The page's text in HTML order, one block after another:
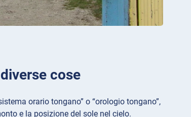
cose
orario tongano” o “orologio tongano”,
e la posizione del sole nel cielo.